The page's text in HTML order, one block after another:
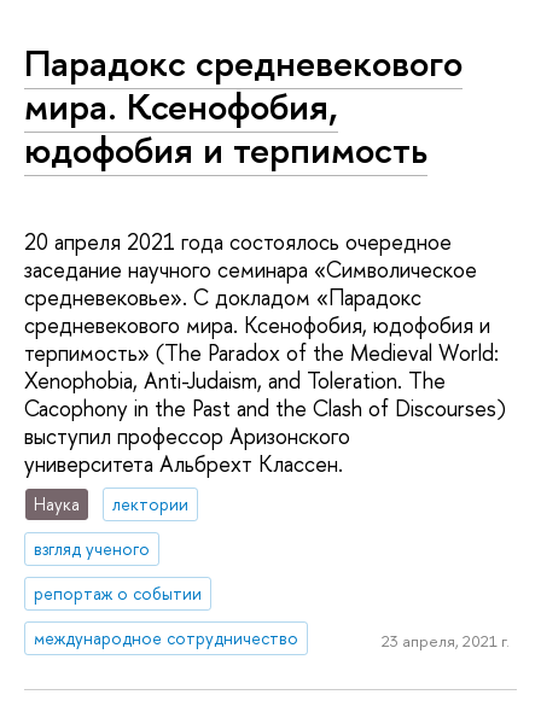
Парадокс средневекового
мира. Ксенофобия,
юдофобия и терпимость
20 апреля 2021 года состоялось очередное
заседание научного семинара «Символическое
средневековье». С докладом «Парадокс
средневекового мира. Ксенофобия, юдофобия и
терпимость» (The Paradox of the Medieval World:
Xenophobia, Anti-Judaism, and Toleration. The
Cacophony in the Past and the Clash of Discourses)
выступил профессор Аризонского
университета Альбрехт Классен.
Наука
лектории
взгляд ученого
репортаж о событии
международное сотрудничество
23 апреля, 2021 г.